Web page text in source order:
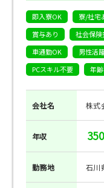
即入寮OK 寮/社宅
賞与あり
社会保険
車通勤OK
男性活
PCスキル不要
年
会社名 株式
年収 350
勤務地 石川